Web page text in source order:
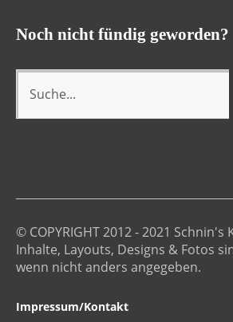
Noch nicht fündig geworden?
© COPYRIGHT 2012 - 2021 Schnin's
Inhalte, Layouts, Designs & Fotos
wenn nicht anders angegeben.
Impressum/Kontakt